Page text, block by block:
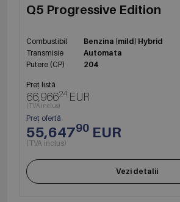
Q5 Progressive Edition
Combustibil
Benzina (mild) Hybrid
Transmisie
Automata
Putere (CP)
204
Preț listă
66,96624 EUR
(TVA inclus)
Preț ofertă
55,64790 EUR
(TVA inclus)
Vezi detalii